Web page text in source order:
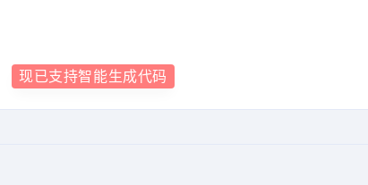
现已支持智能生成代码